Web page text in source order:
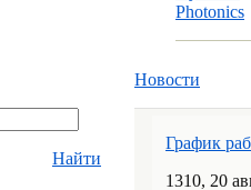
Photonics
Найти
Новости
График
1310, 20